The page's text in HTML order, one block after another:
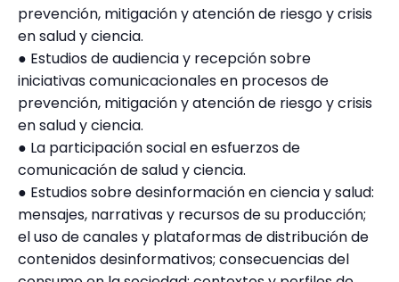
prevención, mitigación y atención de riesgo y crisis
en salud y ciencia.
● Estudios de audiencia y recepción sobre
iniciativas comunicacionales en procesos de
prevención, mitigación y atención de riesgo y crisis
en salud y ciencia.
● La participación social en esfuerzos de
comunicación de salud y ciencia.
● Estudios sobre desinformación en ciencia y salud:
mensajes, narrativas y recursos de su producción;
el uso de canales y plataformas de distribución de
contenidos desinformativos; consecuencias del